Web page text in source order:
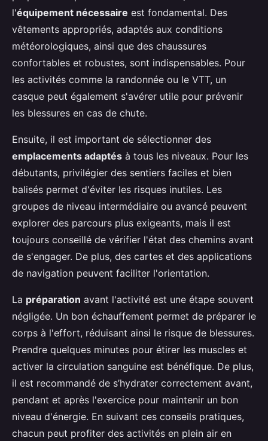
l'équipement nécessaire est fondamental. Des
vêtements appropriés, adaptés aux conditions
météorologiques, ainsi que des chaussures
confortables et robustes, sont indispensables. Pour
les activités comme la randonnée ou le VTT, un
casque peut également s'avérer utile pour prévenir
les blessures en cas de chute.
Ensuite, il est important de sélectionner des
emplacements adaptés à tous les niveaux. Pour les
débutants, privilégier des sentiers faciles et bien
balisés permet d'éviter les risques inutiles. Les
groupes de niveau intermédiaire ou avancé peuvent
explorer des parcours plus exigeants, mais il est
toujours conseillé de vérifier l'état des chemins avant
de s'engager. De plus, des cartes et des applications
de navigation peuvent faciliter l'orientation.
La préparation avant l'activité est une étape souvent
négligée. Un bon échauffement permet de préparer le
corps à l'effort, réduisant ainsi le risque de blessures.
Prendre quelques minutes pour étirer les muscles et
activer la circulation sanguine est bénéfique. De plus,
il est recommandé de s’hydrater correctement avant,
pendant et après l'exercice pour maintenir un bon
niveau d'énergie. En suivant ces conseils pratiques,
chacun peut profiter des activités en plein air en